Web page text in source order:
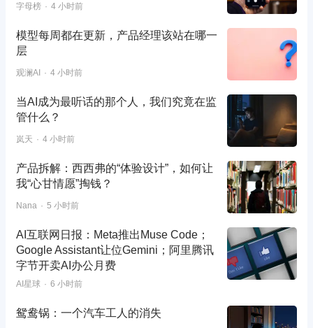
字母榜 4 小时前
模型每周都在更新，产品经理该站在哪一
层
观澜AI 4 小时前
当AI成为最听话的那个人，我们究竟在监
管什么？
岚天 4 小时前
产品拆解：西西弗的“体验设计”，如何让
我“心甘情愿”掏钱？
Nana 5 小时前
AI互联网日报：Meta推出Muse Code；
Google Assistant让位Gemini；阿里腾讯
字节开卖AI办公月费
AI星球 6 小时前
鸳鸯锅：一个汽车工人的消失